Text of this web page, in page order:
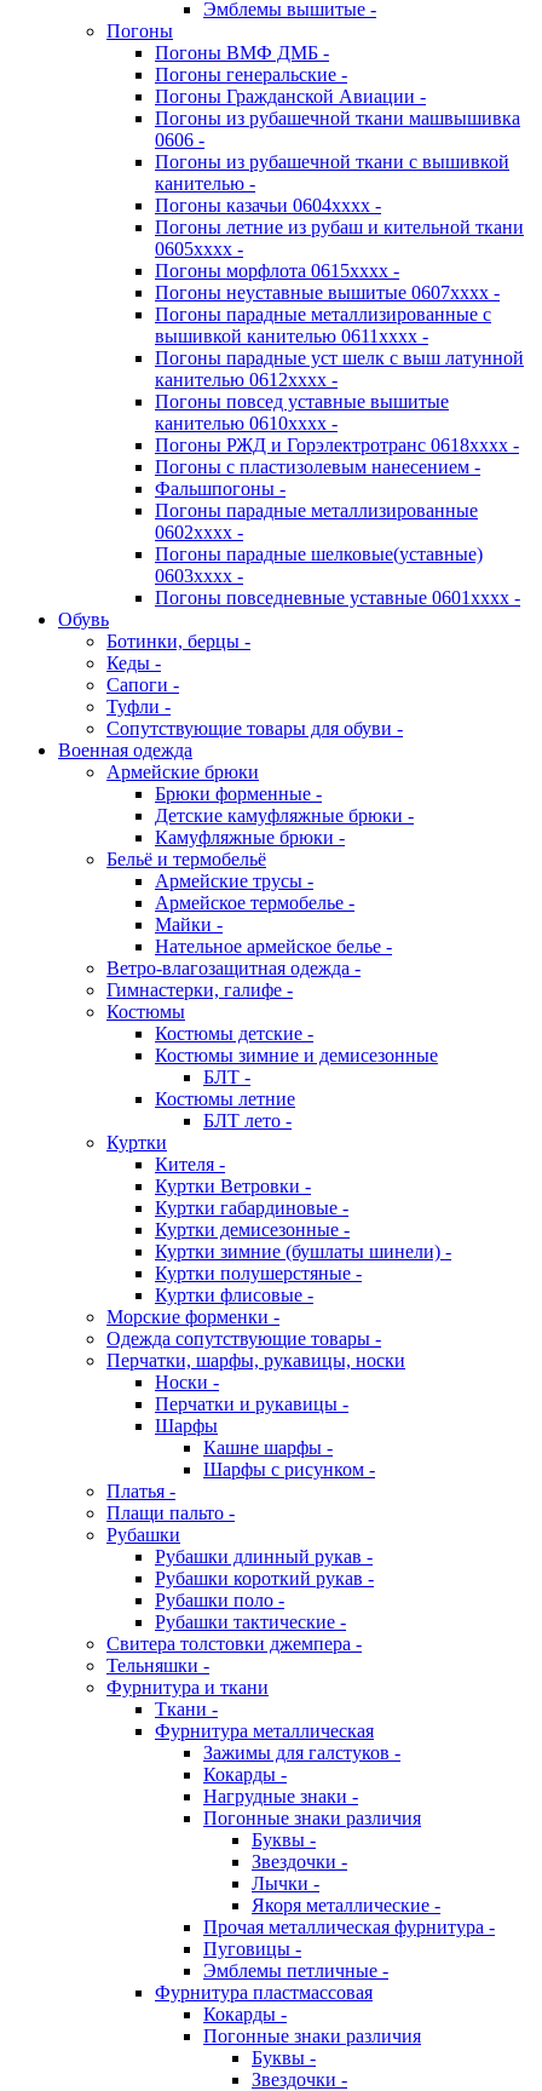
Эмблемы вышитые -
Погоны
Погоны ВМФ ДМБ -
Погоны генеральские -
Погоны Гражданской Авиации -
Погоны из рубашечной ткани машвышивка
0606 -
Погоны из рубашечной ткани с вышивкой
канителью -
Погоны казачьи 0604хххх -
Погоны летние из рубаш и кительной ткани
0605хххх -
Погоны морфлота 0615хххх -
Погоны неуставные вышитые 0607хххх -
Погоны парадные металлизированные с
вышивкой канителью 0611хххх -
Погоны парадные уст шелк с выш латунной
канителью 0612хххх -
Погоны повсед уставные вышитые
канителью 0610хххх -
Погоны РЖД и Горэлектротранс 0618хххх -
Погоны с пластизолевым нанесением -
Фальшпогоны -
Погоны парадные металлизированные
0602хххх -
Погоны парадные шелковые(уставные)
0603хххх -
Погоны повседневные уставные 0601хххх -
Обувь
Ботинки, берцы -
Кеды -
Сапоги -
Туфли -
Сопутствующие товары для обуви -
Военная одежда
Армейские брюки
Брюки форменные -
Детские камуфляжные брюки -
Камуфляжные брюки -
Бельё и термобельё
Армейские трусы -
Армейское термобелье -
Майки -
Нательное армейское белье -
Ветро-влагозащитная одежда -
Гимнастерки, галифе -
Костюмы
Костюмы детские -
Костюмы зимние и демисезонные
БЛТ -
Костюмы летние
БЛТ лето -
Куртки
Кителя -
Куртки Ветровки -
Куртки габардиновые -
Куртки демисезонные -
Куртки зимние (бушлаты шинели) -
Куртки полушерстяные -
Куртки флисовые -
Морские форменки -
Одежда сопутствующие товары -
Перчатки, шарфы, рукавицы, носки
Носки -
Перчатки и рукавицы -
Шарфы
Кашне шарфы -
Шарфы с рисунком -
Платья -
Плащи пальто -
Рубашки
Рубашки длинный рукав -
Рубашки короткий рукав -
Рубашки поло -
Рубашки тактические -
Свитера толстовки джемпера -
Тельняшки -
Фурнитура и ткани
Ткани -
Фурнитура металлическая
Зажимы для галстуков -
Кокарды -
Нагрудные знаки -
Погонные знаки различия
Буквы -
Звездочки -
Лычки -
Якоря металлические -
Прочая металлическая фурнитура -
Пуговицы -
Эмблемы петличные -
Фурнитура пластмассовая
Кокарды -
Погонные знаки различия
Буквы -
Звездочки -